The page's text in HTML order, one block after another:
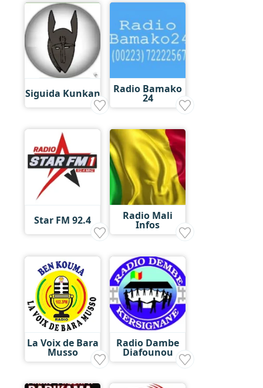
Siguida Kunkan Radio Bamako
24
Star FM 92.4 Radio Mali
Infos
La Voix de Bara
Musso
Radio Dambe
Diafounou